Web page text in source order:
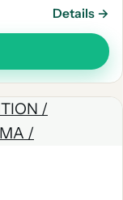
Details →